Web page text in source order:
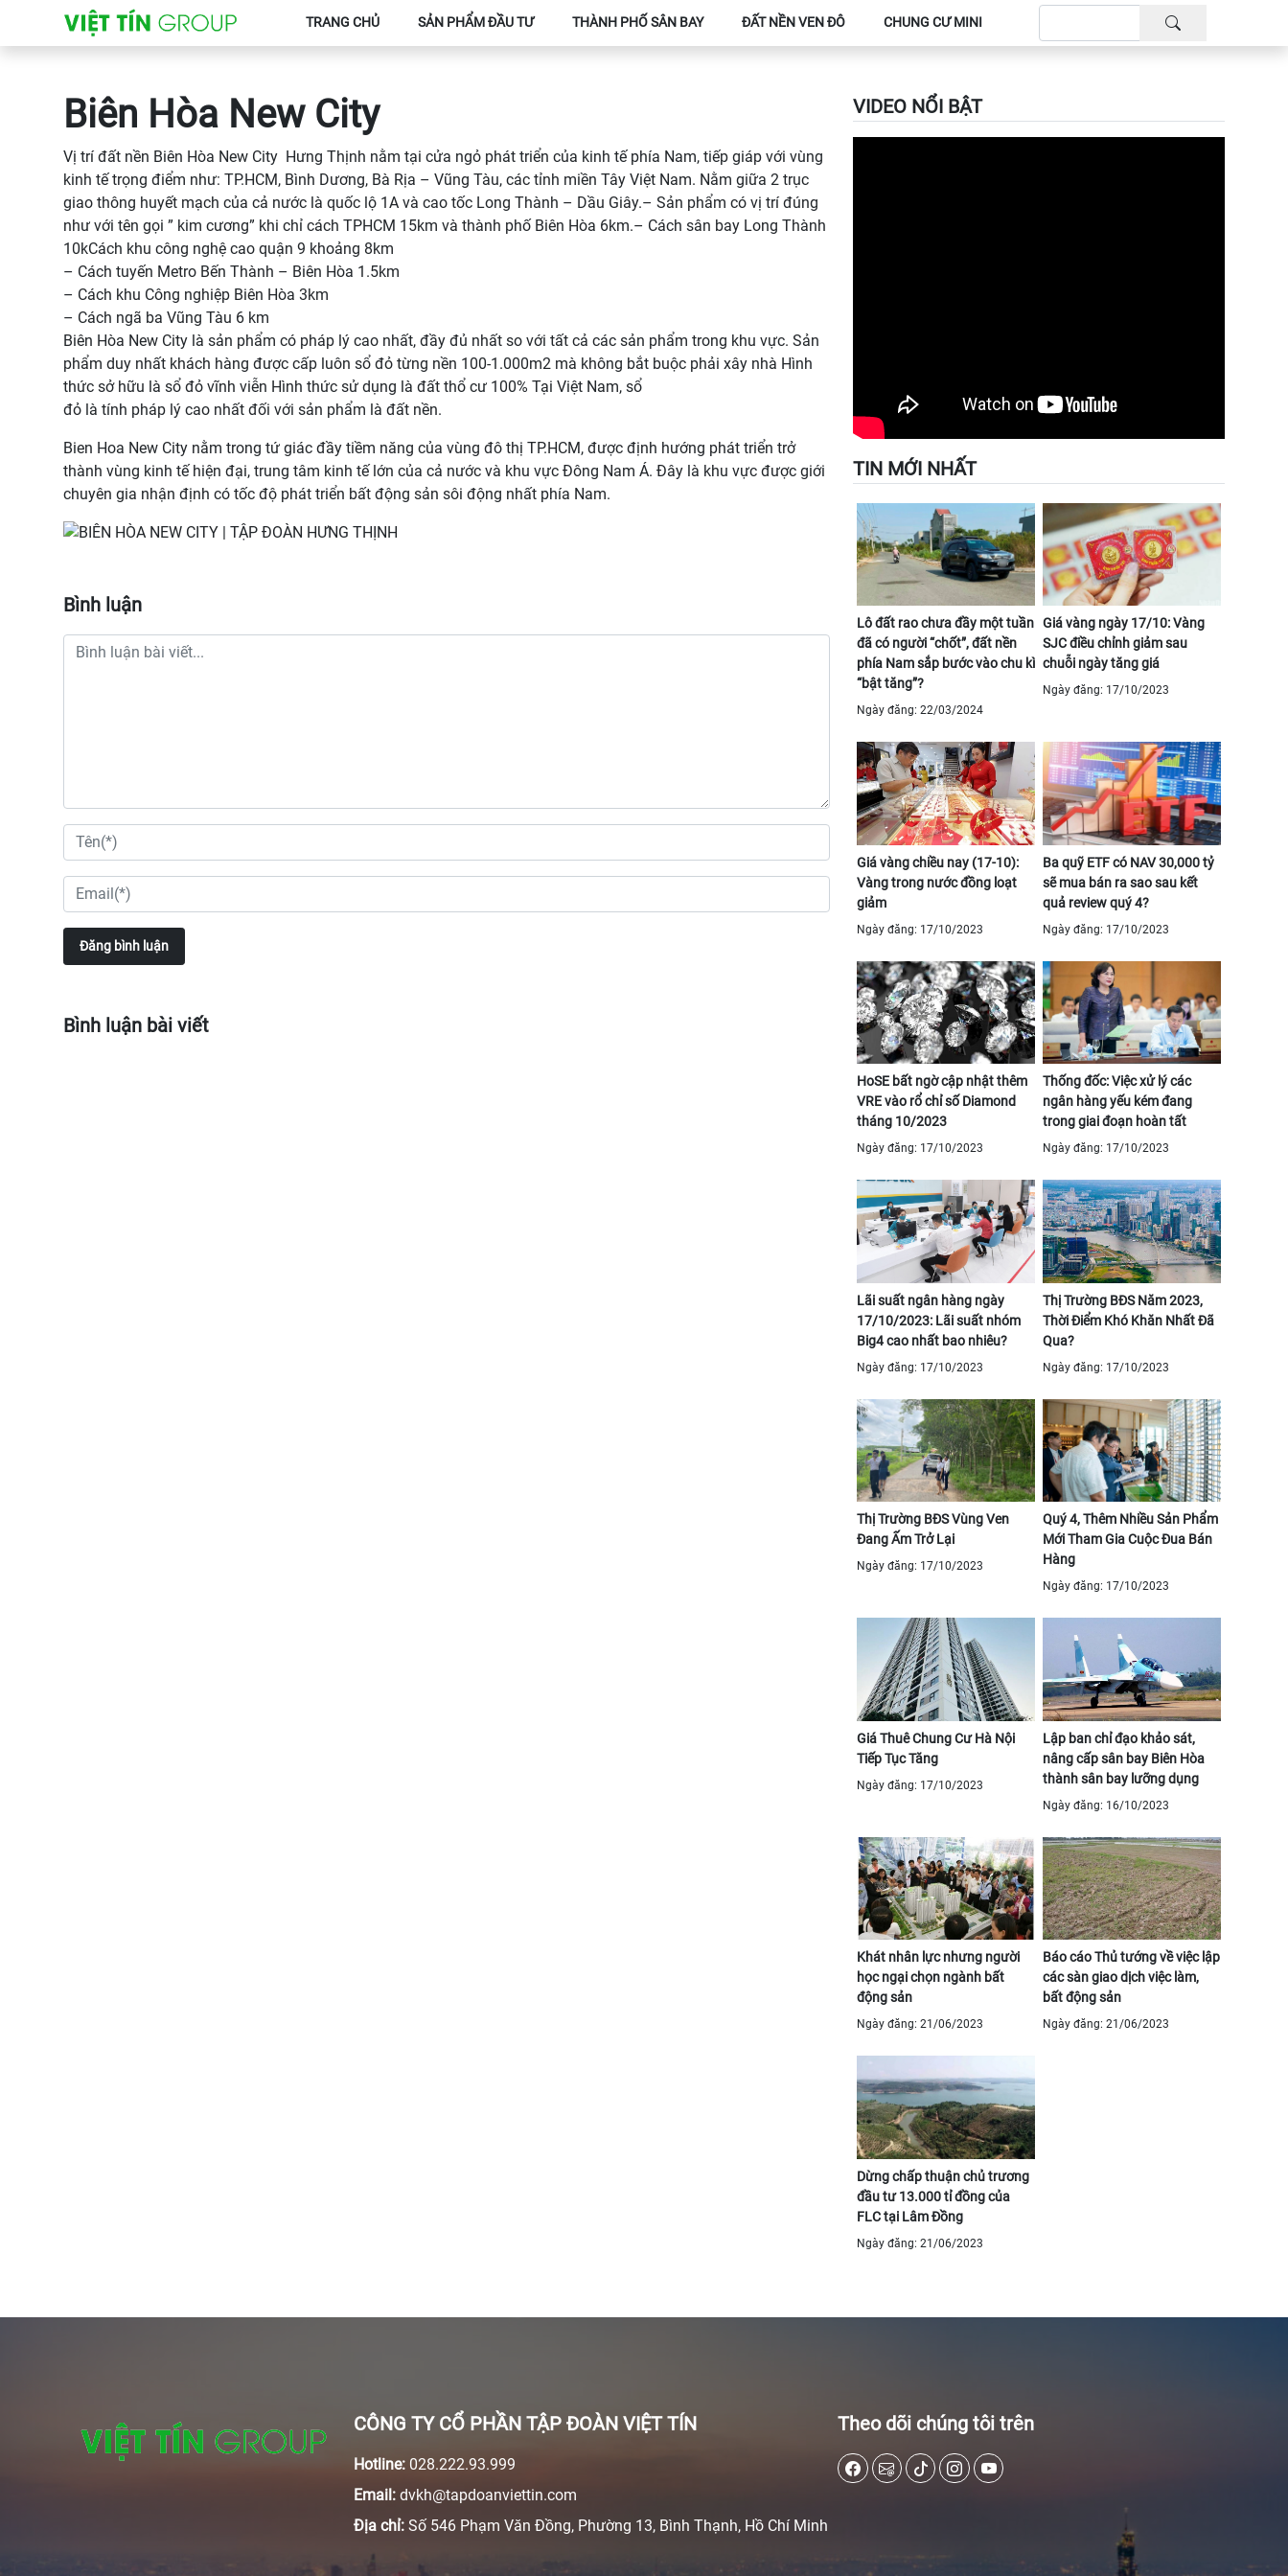
TRANG CHỦ SẢN PHẨM ĐẦU TƯ THÀNH PHỐ SÂN BAY ĐẤT NỀN VEN ĐÔ CHUNG CƯ MINI
Biên Hòa New City
Vị trí đất nền Biên Hòa New City Hưng Thịnh nằm tại cửa ngỏ phát triển của kinh tế phía Nam, tiếp giáp với vùng
kinh tế trọng điểm như: TP.HCM, Bình Dương, Bà Rịa – Vũng Tàu, các tỉnh miền Tây Việt Nam. Nằm giữa 2 trục
giao thông huyết mạch của cả nước là quốc lộ 1A và cao tốc Long Thành – Dầu Giây.– Sản phẩm có vị trí đúng
như với tên gọi ” kim cương” khi chỉ cách TPHCM 15km và thành phố Biên Hòa 6km.– Cách sân bay Long Thành
10kCách khu công nghệ cao quận 9 khoảng 8km
– Cách tuyến Metro Bến Thành – Biên Hòa 1.5km
– Cách khu Công nghiệp Biên Hòa 3km
– Cách ngã ba Vũng Tàu 6 km
Biên Hòa New City là sản phẩm có pháp lý cao nhất, đầy đủ nhất so với tất cả các sản phẩm trong khu vực. Sản
phẩm duy nhất khách hàng được cấp luôn sổ đỏ từng nền 100-1.000m2 mà không bắt buộc phải xây nhà Hình
thức sở hữu là sổ đỏ vĩnh viễn Hình thức sử dụng là đất thổ cư 100% Tại Việt Nam, sổ
đỏ là tính pháp lý cao nhất đối với sản phẩm là đất nền.
Bien Hoa New City nằm trong tứ giác đầy tiềm năng của vùng đô thị TP.HCM, được định hướng phát triển trở
thành vùng kinh tế hiện đại, trung tâm kinh tế lớn của cả nước và khu vực Đông Nam Á. Đây là khu vực được giới
chuyên gia nhận định có tốc độ phát triển bất động sản sôi động nhất phía Nam.
Bình luận
Đăng bình luận
Bình luận bài viết
VIDEO NỔI BẬT
TIN MỚI NHẤT
Lô đất rao chưa đầy một tuần
đã có người “chốt”, đất nền
phía Nam sắp bước vào chu kì
“bật tăng”?
Ngày đăng: 22/03/2024
Giá vàng ngày 17/10: Vàng
SJC điều chỉnh giảm sau
chuỗi ngày tăng giá
Ngày đăng: 17/10/2023
Giá vàng chiều nay (17-10):
Vàng trong nước đồng loạt
giảm
Ngày đăng: 17/10/2023
Ba quỹ ETF có NAV 30,000 tỷ
sẽ mua bán ra sao sau kết
quả review quý 4?
Ngày đăng: 17/10/2023
HoSE bất ngờ cập nhật thêm
VRE vào rổ chỉ số Diamond
tháng 10/2023
Ngày đăng: 17/10/2023
Thống đốc: Việc xử lý các
ngân hàng yếu kém đang
trong giai đoạn hoàn tất
Ngày đăng: 17/10/2023
Lãi suất ngân hàng ngày
17/10/2023: Lãi suất nhóm
Big4 cao nhất bao nhiêu?
Ngày đăng: 17/10/2023
Thị Trường BĐS Năm 2023,
Thời Điểm Khó Khăn Nhất Đã
Qua?
Ngày đăng: 17/10/2023
Thị Trường BĐS Vùng Ven
Đang Ấm Trở Lại
Ngày đăng: 17/10/2023
Quý 4, Thêm Nhiều Sản Phẩm
Mới Tham Gia Cuộc Đua Bán
Hàng
Ngày đăng: 17/10/2023
Giá Thuê Chung Cư Hà Nội
Tiếp Tục Tăng
Ngày đăng: 17/10/2023
Lập ban chỉ đạo khảo sát,
nâng cấp sân bay Biên Hòa
thành sân bay lưỡng dụng
Ngày đăng: 16/10/2023
Khát nhân lực nhưng người
học ngại chọn ngành bất
động sản
Ngày đăng: 21/06/2023
Báo cáo Thủ tướng về việc lập
các sàn giao dịch việc làm,
bất động sản
Ngày đăng: 21/06/2023
Dừng chấp thuận chủ trương
đầu tư 13.000 tỉ đồng của
FLC tại Lâm Đồng
Ngày đăng: 21/06/2023
CÔNG TY CỔ PHẦN TẬP ĐOÀN VIỆT TÍN
Hotline:028.222.93.999
Email:dvkh@tapdoanviettin.com
Địa chỉ:Số 546 Phạm Văn Đồng, Phường 13, Bình Thạnh, Hồ Chí Minh
Theo dõi chúng tôi trên